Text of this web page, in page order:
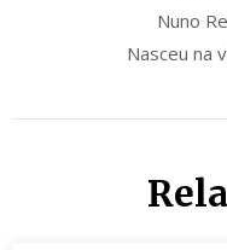
Nuno
Nasceu na